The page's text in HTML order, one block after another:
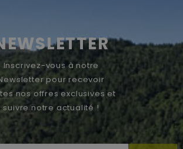
Inscrivez-vous à notre
pour recevoir
nos offres exclusives et
suivre notre actualité !